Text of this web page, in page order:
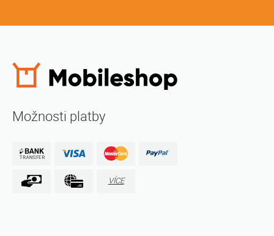
Možnosti platby
VÍCE